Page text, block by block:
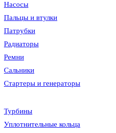
Насосы
Пальцы и втулки
Патрубки
Радиаторы
Ремни
Сальники
Стартеры и генераторы
Турбины
Уплотнительные кольца